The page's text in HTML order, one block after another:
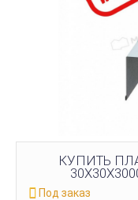
КУПИТЬ
Под заказ